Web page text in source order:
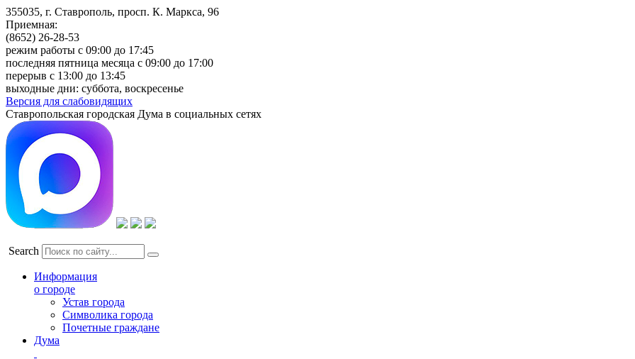
355035, г. Ставрополь, просп. К. Маркса, 96
Приемная:
(8652) 26-28-53
режим работы с 09:00 до 17:45
последняя пятница месяца с 09:00 до 17:00
перерыв с 13:00 до 13:45
выходные дни: суббота, воскресенье
Версия для слабовидящих
Ставропольская городская Дума в социальных сетях
Search
Информация
о городе
Устав города
Символика города
Почетные граждане
Дума